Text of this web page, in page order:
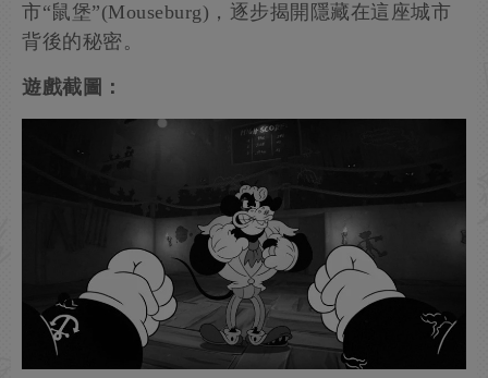
市“鼠堡”(Mouseburg)，逐步揭開隱藏在這座城市
背後的秘密。
遊戲截圖：